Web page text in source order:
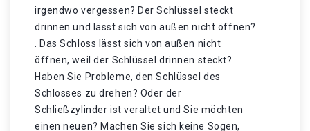
irgendwo vergessen? Der Schlüssel steckt
drinnen und lässt sich von außen nicht öffnen?
. Das Schloss lässt sich von außen nicht
öffnen, weil der Schlüssel drinnen steckt?
Haben Sie Probleme, den Schlüssel des
Schlosses zu drehen? Oder der
Schließzylinder ist veraltet und Sie möchten
einen neuen? Machen Sie sich keine Sogen,